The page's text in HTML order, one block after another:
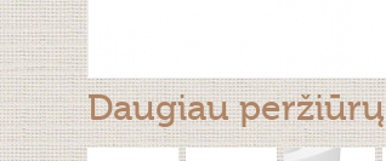
Daugiau peržiūrų